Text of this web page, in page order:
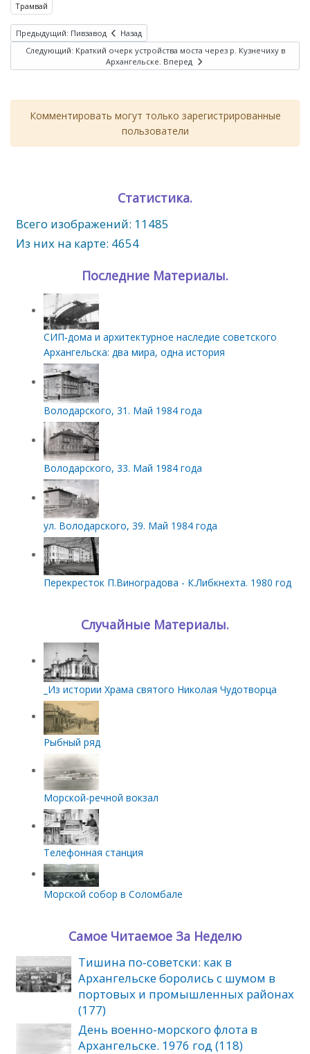
Трамвай
Предыдущий: Пивзавод
Назад
Следующий: Краткий очерк устройства моста через р. Кузнечиху в
Архангельске. Вперед
Комментировать могут только зарегистрированные
пользователи
Статистика.
Всего изображений: 11485
Из них на карте: 4654
Последние Материалы.
СИП‑дома и архитектурное наследие советского
Архангельска: два мира, одна история
Володарского, 31. Май 1984 года
Володарского, 33. Май 1984 года
ул. Володарского, 39. Май 1984 года
Перекресток П.Виноградова - К.Либкнехта. 1980 год
Случайные Материалы.
_Из истории Храма святого Николая Чудотворца
Рыбный ряд
Морской-речной вокзал
Телефонная станция
Морской собор в Соломбале
Самое Читаемое За Неделю
Тишина по‑советски: как в
Архангельске боролись с шумом в
портовых и промышленных районах
(177)
День военно-морского флота в
Архангельске. 1976 год (118)